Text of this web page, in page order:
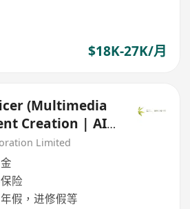
$18K-27K/月
(Multimedia
Creation | AI
Limited
险
假，进修假等